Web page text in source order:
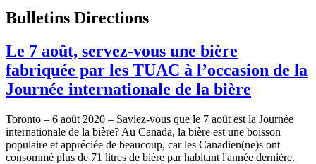
Bulletins Directions
Le 7 août, servez-vous une bière
fabriquée par les TUAC à l’occasion de la
Journée internationale de la bière
Toronto – 6 août 2020 – Saviez-vous que le 7 août est la Journée
internationale de la bière? Au Canada, la bière est une boisson
populaire et appréciée de beaucoup, car les Canadien(ne)s ont
consommé plus de 71 litres de bière par habitant l'année dernière.